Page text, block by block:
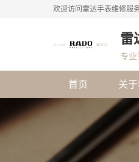
欢迎访问雷达手表维修服
雷
专业
首页 关于